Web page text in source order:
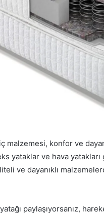
malzemesi, konfor ve
yataklar ve hava
ve dayanıklı
paylaşıyorsanız,